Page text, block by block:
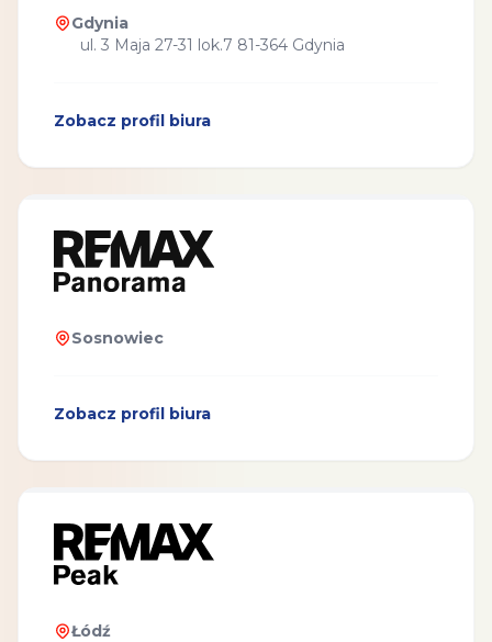
Gdynia
ul. 3 Maja 27-31 lok.7 81-364 Gdynia
Zobacz profil biura
Sosnowiec
Zobacz profil biura
Łódź